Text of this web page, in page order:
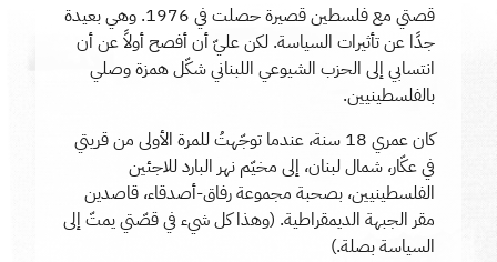
قصتي مع فلسطين قصيرة حصلت في 1976. وهي بعيدة
جدًا عن تأثيرات السياسة. لكن عليّ أن أفصح أولاً عن أن
انتسابي إلى الحزب الشيوعي اللبناني شكّل همزة وصلي
بالفلسطينيين.
كان عمري 18 سنة، عندما توجّهتُ للمرة الأولى من قريتي
في عكّار، شمال لبنان، إلى مخيّم نهر البارد للاجئين
الفلسطينيين، بصحبة مجموعة رفاق-أصدقاء، قاصدين
مقر الجبهة الديمقراطية. (وهذا كل شيء في قصّتي يمتّ إلى
السياسة بصلة.)